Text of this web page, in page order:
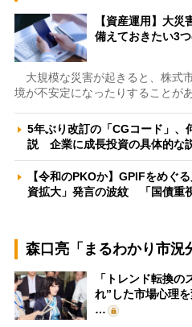
【資産運用】大
備えておきたい3
大規模な災害が起きると、株式
境が不安定になったりすることが
5年ぶり改訂の「CGコード」、
説 企業に成長投資の具体的な
【令和のPKOか】GPIFをめぐ
資拡大」発言の波紋 「国債重
森口亮「まるわかり市況
「トレンド転換
れ”した市場心理
…